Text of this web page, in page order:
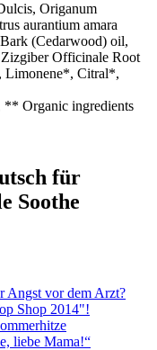
Origanum
aurantium amara
(Cedarwood) oil,
Officinale Root
Citral*,
** Organic ingredients
für
Soothe
Angst vor dem Arzt?
Shop 2014"!
liebe Mama!“